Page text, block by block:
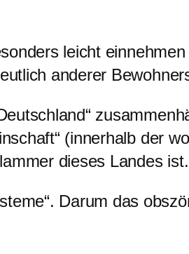
leicht
anderer
(innerhalb der
dieses Landes ist.
Darum das